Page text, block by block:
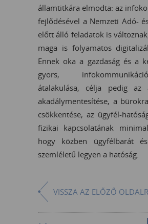
államtitkára elmodta: az
fejlődésével a Nemzeti Adó-
előtt álló feladatok is
maga is folyamatos
Ennek oka a gazdaság és a
gyors,
átalakulása, célja pedig az
akadálymentesítése, a
csökkentése, az ügyfél-
fizikai kapcsolatának
hogy közben ügyfélbarát
szemléletű legyen a hatóság.
VISSZA AZ ELŐZŐ